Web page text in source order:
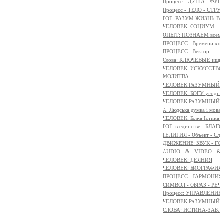
Процесс - ДУША -
Процесс - ТЕЛО -
БОГ: РАЗУМ-ЖИЗНЬ-
ЧЕЛОВЕК: СОЦИУМ
ОПЫТ: ПОЗНАЁМ всем
ПРОЦЕСС - Времени
ПРОЦЕСС - Вектор
Слова: КЛЮЧЕВЫЕ
ЧЕЛОВЕК:
МОЛИТВА
ЧЕЛОВЕК РАЗУМНЫЙ:
ЧЕЛОВЕК: БОГУ
ЧЕЛОВЕК
A. Людська думка і мова
ЧЕЛОВЕК: Божа
БОГ: в единстве -
РЕЛИГИЯ - Объект -
ДВИЖЕНИЕ: ЗВУК -
AUDIO - & - VIDEO -
ЧЕЛОВЕК: ДЕЯНИЯ
ЧЕЛОВЕК:
ПРОЦЕСС -
СИМВОЛ - ОБРАЗ -
Процесс:
ЧЕЛОВЕК
СЛОВА: ИСТИНА-